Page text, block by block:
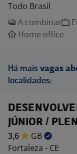
Todo Brasil
A combinar
Home office
Há mais vagas
localidades:
JÚNIOR /
3,6
GB
Fortaleza - CE